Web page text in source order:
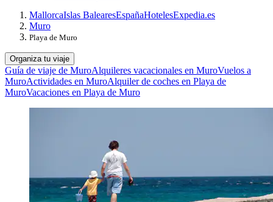
MallorcaIslas BalearesEspañaHotelesExpedia.es
Muro
Playa de Muro
Organiza tu viaje
Guía de viaje de MuroAlquileres vacacionales en MuroVuelos a
MuroActividades en MuroAlquiler de coches en Playa de
MuroVacaciones en Playa de Muro